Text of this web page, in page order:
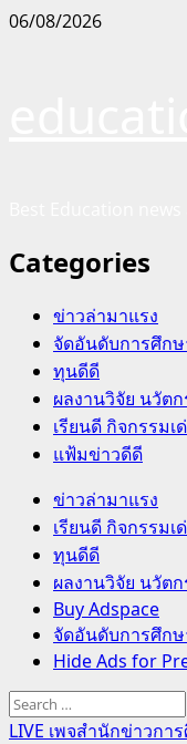
Skip
06/08/2026
Categories
ข่าวล่ามาแรง
จัดอันดับการศึกษ
ทุนดีดี
ผลงานวิจัย นวัต
เรียนดี กิจกรรมเ
แฟ้มข่าวดีดี
Primary
Menu
ข่าวล่ามาแรง
เรียนดี กิจกรรมเ
ทุนดีดี
ผลงานวิจัย นวัต
Buy Adspace
จัดอันดับการศึกษ
Hide Ads for
Search
for:
LIVE เพจสำนักข่าวกา